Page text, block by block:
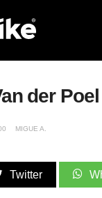
der
MIGUE A.
Twitter